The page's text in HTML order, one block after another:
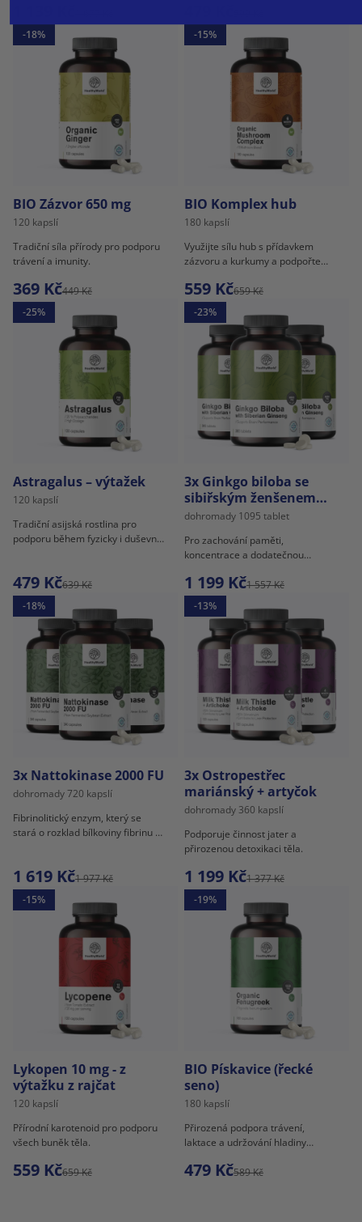
-18%
BIO Zázvor 650 mg
120 kapslí
Tradiční síla přírody pro podporu
trávení a imunity.
369 Kč449 Kč
-15%
BIO Komplex hub
180 kapslí
Využijte sílu hub s přídavkem
zázvoru a kurkumy a podpořte
559 Kč659 Kč
-25%
Astragalus – výtažek
120 kapslí
Tradiční asijská rostlina pro
podporu během fyzicky i duševně
479 Kč639 Kč
-23%
3x Ginkgo biloba se
sibiřským ženšenem
6600 mg
dohromady 1095 tablet
Pro zachování paměti,
koncentrace a dodatečnou
1 199 Kč1 557 Kč
-18%
3x Nattokinase 2000 FU
dohromady 720 kapslí
Fibrinolitický enzym, který se
stará o rozklad bílkoviny fibrinu v
1 619 Kč1 977 Kč
-13%
3x Ostropestřec
mariánský + artyčok
dohromady 360 kapslí
Podporuje činnost jater a
přirozenou detoxikaci těla.
1 199 Kč1 377 Kč
-15%
Lykopen 10 mg - z
výtažku z rajčat
120 kapslí
Přírodní karotenoid pro podporu
všech buněk těla.
559 Kč659 Kč
-19%
BIO Pískavice (řecké
seno)
180 kapslí
Přirozená podpora trávení,
laktace a udržování hladiny
479 Kč589 Kč